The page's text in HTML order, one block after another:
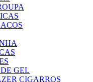
GEL
CIGARROS